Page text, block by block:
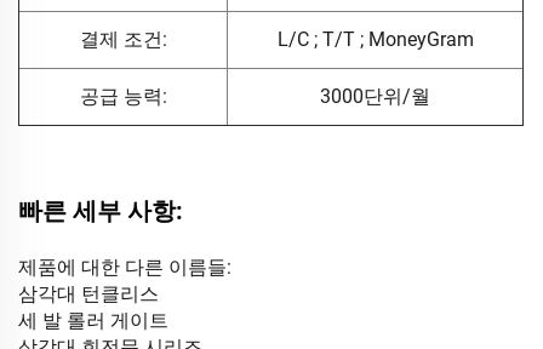
결제 조건: L/C ; T/T ; MoneyGram
공급 능력: 3000단위/월
빠른 세부 사항:
제품에 대한 다른 이름들:
삼각대 턴클리스
세 발 롤러 게이트